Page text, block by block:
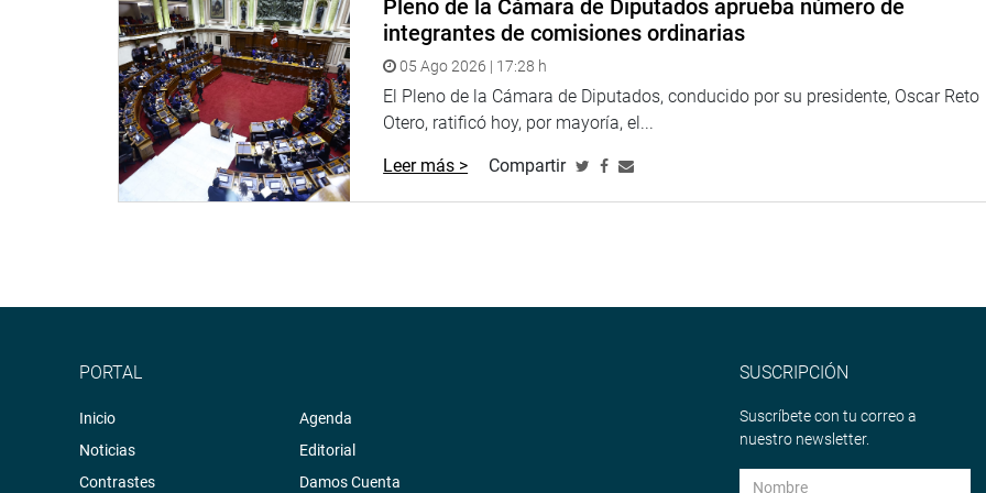
Pleno de la Cámara de Diputados aprueba número de
integrantes de comisiones ordinarias
05 Ago 2026 | 17:28 h
El Pleno de la Cámara de Diputados, conducido por su presidente, Oscar Reto
Otero, ratificó hoy, por mayoría, el...
Leer más > Compartir
PORTAL
Inicio
Noticias
Contrastes
Agenda
Editorial
Damos Cuenta
SUSCRIPCIÓN
Suscríbete con tu correo a
nuestro newsletter.